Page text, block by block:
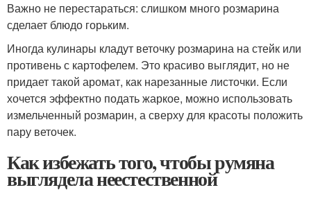
Важно не перестараться: слишком много розмарина
сделает блюдо горьким.
Иногда кулинары кладут веточку розмарина на стейк или
противень с картофелем. Это красиво выглядит, но не
придает такой аромат, как нарезанные листочки. Если
хочется эффектно подать жаркое, можно использовать
измельченный розмарин, а сверху для красоты положить
пару веточек.
Как избежать того, чтобы румяна
выглядела неестественной